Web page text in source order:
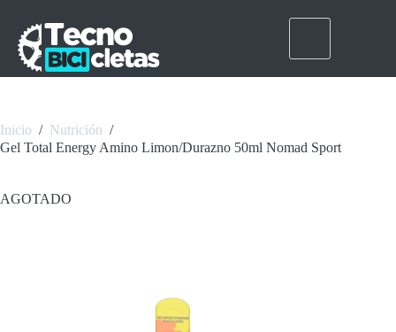
contenido
Inicio / Nutrición /
Gel Total Energy Amino Limon/Durazno 50ml Nomad Sport
AGOTADO